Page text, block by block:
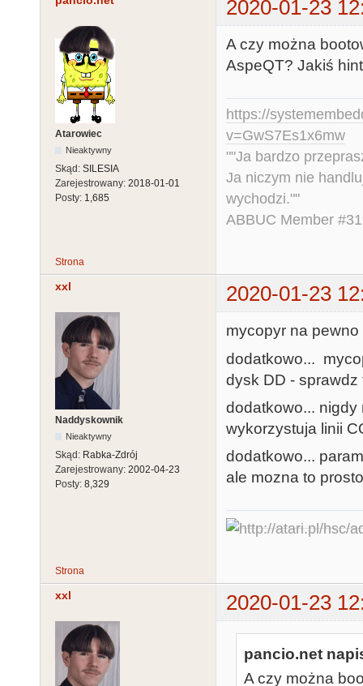
2020-01-23
Atarowiec
Nieaktywny
Skąd: SILESIA
Zarejestrowany: 2018-01-01
Posty: 1,685
A czy można
AspeQT? Jakiś
https://
v=GwS7Es1x6mw
""Ja bardzo
Ja niczym nie
wychodzi.""
ABBUC Member
Strona
xxl 2020-01-23
Naddyskownik
Nieaktywny
Skąd: Rabka-Zdrój
Zarejestrowany: 2002-04-23
Posty: 8,329
mycopyr na
dodatkowo...
dysk DD - sprawdz
dodatkowo...
wykorzystuja linii
dodatkowo...
ale mozna to
Strona
xxl 2020-01-23
pancio.net
A czy można